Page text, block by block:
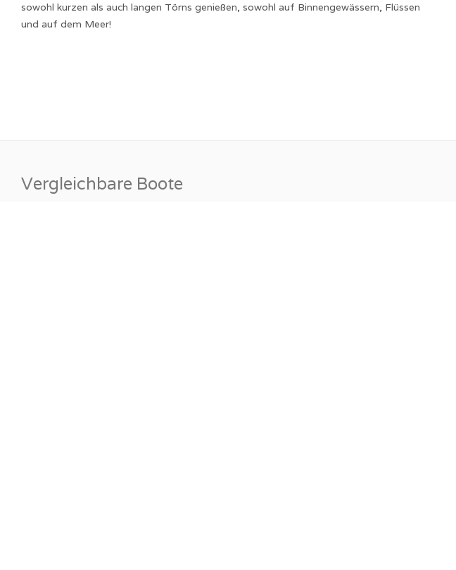
sowohl kurzen als auch langen Törns genießen, sowohl auf Binnengewässern, Flüssen
und auf dem Meer!
Vergleichbare Boote